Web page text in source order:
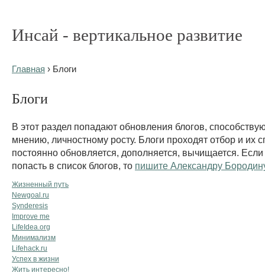
Инсай - вертикальное развитие
Главная › Блоги
Блоги
В этот раздел попадают обновления блогов,
мнению, личностному росту. Блоги проходят отбор и их
постоянно обновляется, дополняется, вычищается.
попасть в список блогов, то пишите Александру
Жизненный путь
Newgoal.ru
Synderesis
Improve me
LifeIdea.org
Минимализм
Lifehack.ru
Успех в жизни
Жить интересно!